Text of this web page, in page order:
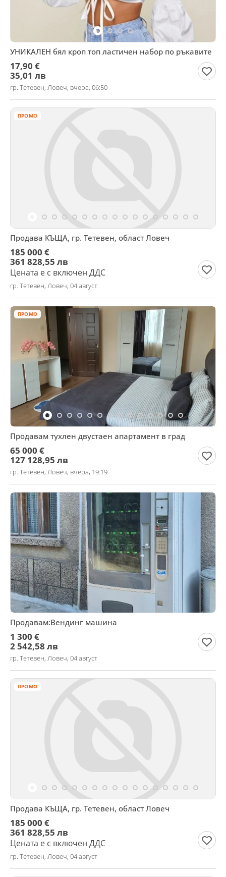
УНИКАЛЕН бял кроп топ ластичен набор по ръкавите
17,90 €
35,01 лв
гр. Тетевен, Ловеч, вчера, 06:50
ПРОМО
Продава КЪЩА, гр. Тетевен, област Ловеч
185 000 €
361 828,55 лв
Цената е с включен ДДС
гр. Тетевен, Ловеч, 04 август
ПРОМО
Продавам тухлен двустаен апартамент в град
65 000 €
127 128,95 лв
гр. Тетевен, Ловеч, вчера, 19:19
Продавам:Вендинг машина
1 300 €
2 542,58 лв
гр. Тетевен, Ловеч, 04 август
ПРОМО
Продава КЪЩА, гр. Тетевен, област Ловеч
185 000 €
361 828,55 лв
Цената е с включен ДДС
гр. Тетевен, Ловеч, 04 август